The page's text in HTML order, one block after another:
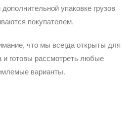
упаковке грузов
покупателем.
что мы всегда открыты для
и готовы рассмотреть любые
варианты.